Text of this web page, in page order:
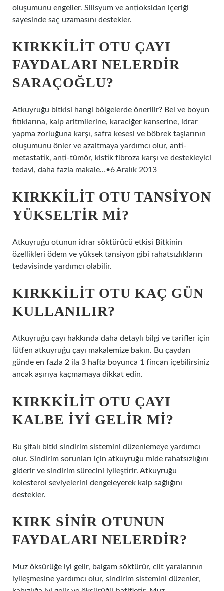
oluşumunu engeller. Silisyum ve antioksidan içeriği
sayesinde saç uzamasını destekler.
KIRKKILIT OTU ÇAYI
FAYDALARI NELERDIR
SARAÇOĞLU?
Atkuyruğu bitkisi hangi bölgelerde önerilir? Bel ve boyun
fıtıklarına, kalp aritmilerine, karaciğer kanserine, idrar
yapma zorluğuna karşı, safra kesesi ve böbrek taşlarının
oluşumunu önler ve azaltmaya yardımcı olur, anti-
metastatik, anti-tümör, kistik fibroza karşı ve destekleyici
tedavi, daha fazla makale…•6 Aralık 2013
KIRKKILIT OTU TANSIYON
YÜKSELTIR MI?
Atkuyruğu otunun idrar söktürücü etkisi Bitkinin
özellikleri ödem ve yüksek tansiyon gibi rahatsızlıkların
tedavisinde yardımcı olabilir.
KIRKKILIT OTU KAÇ GÜN
KULLANILIR?
Atkuyruğu çayı hakkında daha detaylı bilgi ve tarifler için
lütfen atkuyruğu çayı makalemize bakın. Bu çaydan
günde en fazla 2 ila 3 hafta boyunca 1 fincan içebilirsiniz
ancak aşırıya kaçmamaya dikkat edin.
KIRKKILIT OTU ÇAYI
KALBE IYI GELIR MI?
Bu şifalı bitki sindirim sistemini düzenlemeye yardımcı
olur. Sindirim sorunları için atkuyruğu mide rahatsızlığını
giderir ve sindirim sürecini iyileştirir. Atkuyruğu
kolesterol seviyelerini dengeleyerek kalp sağlığını
destekler.
KIRK SINIR OTUNUN
FAYDALARI NELERDIR?
Muz öksürüğe iyi gelir, balgam söktürür, cilt yaralarının
iyileşmesine yardımcı olur, sindirim sistemini düzenler,